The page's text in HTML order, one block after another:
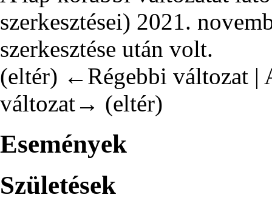
szerkesztései) 2021.
szerkesztése után volt.
(eltér) ←Régebbi változat |
változat→ (eltér)
Események
Születések